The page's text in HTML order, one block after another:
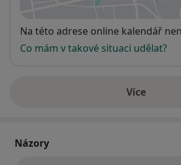
Dostupnost
Na této adrese online kalendář
Co mám v takové situaci udělat?
Víceo adrese
Názory